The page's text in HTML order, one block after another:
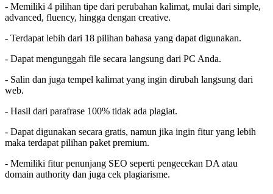
- Memiliki 4 pilihan tipe dari perubahan kalimat, mulai dari simple,
advanced, fluency, hingga dengan creative.
- Terdapat lebih dari 18 pilihan bahasa yang dapat digunakan.
- Dapat mengunggah file secara langsung dari PC Anda.
- Salin dan juga tempel kalimat yang ingin dirubah langsung dari
web.
- Hasil dari parafrase 100% tidak ada plagiat.
- Dapat digunakan secara gratis, namun jika ingin fitur yang lebih
maka terdapat pilihan paket premium.
- Memiliki fitur penunjang SEO seperti pengecekan DA atau
domain authority dan juga cek plagiarisme.